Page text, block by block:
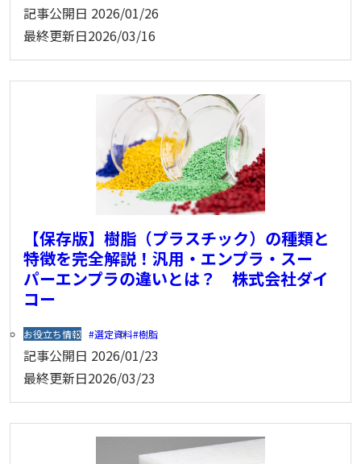
記事公開日 2026/01/26
最終更新日2026/03/16
【保存版】樹脂（プラスチック）の種類と
特徴を完全解説！汎用・エンプラ・スー
パーエンプラの違いとは？ 株式会社ダイ
コー
お役立ち情報 選定資料 樹脂
記事公開日 2026/01/23
最終更新日2026/03/23